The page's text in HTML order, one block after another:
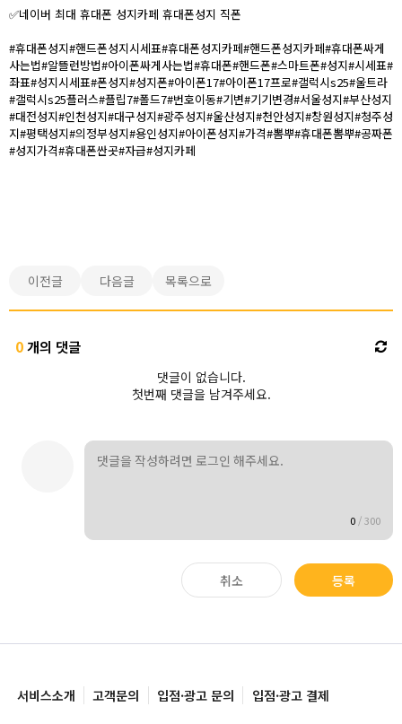
✅네이버 최대 휴대폰 성지카페 휴대폰성지 직폰
#휴대폰성지#핸드폰성지시세표#휴대폰성지카페#핸드폰성지카페#휴대폰싸게
사는법#알뜰런방법#아이폰싸게사는법#휴대폰#핸드폰#스마트폰#성지#시세표#
좌표#성지시세표#폰성지#성지폰#아이폰17#아이폰17프로#갤럭시s25#울트라
#갤럭시s25플러스#플립7#폴드7#번호이동#기변#기기변경#서울성지#부산성지
#대전성지#인천성지#대구성지#광주성지#울산성지#천안성지#창원성지#청주성
지#평택성지#의정부성지#용인성지#아이폰성지#가격#뽐뿌#휴대폰뽐뿌#공짜폰
#성지가격#휴대폰싼곳#자급#성지카페
이전글 다음글 목록으로
0개의 댓글
댓글이 없습니다.
첫번째 댓글을 남겨주세요.
0 /300
취소 등록
서비스소개 고객문의 입점·광고 문의 입점·광고 결제